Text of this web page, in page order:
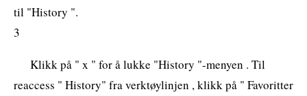
til "History ".
3
Klikk på " x " for å lukke "History "-menyen . Til
reaccess " History" fra verktøylinjen , klikk på " Favoritter